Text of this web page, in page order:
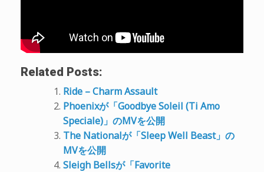
Related Posts:
Ride – Charm Assault
Phoenixが「Goodbye Soleil (Ti Amo
Speciale)」のMVを公開
The Nationalが「Sleep Well Beast」の
MVを公開
Sleigh Bellsが「Favorite